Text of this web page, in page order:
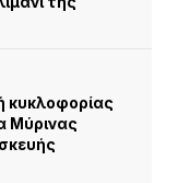
κυκλοφορίας
Μύρινας